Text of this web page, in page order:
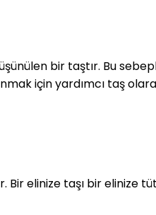
bir taştır. Bu
için yardımcı taş
elinize taşı bir elinize